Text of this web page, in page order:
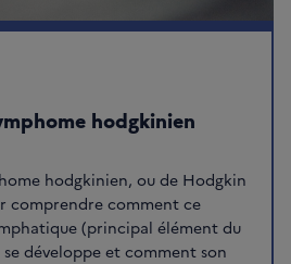
hodgkinien
hodgkinien, ou de Hodgkin
comprendre comment ce
(principal élément du
développe et comment son